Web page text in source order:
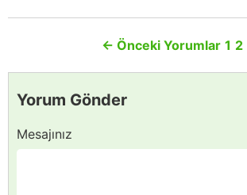
← Önceki Yorumlar 1 2
Yorum Gönder
Mesajınız